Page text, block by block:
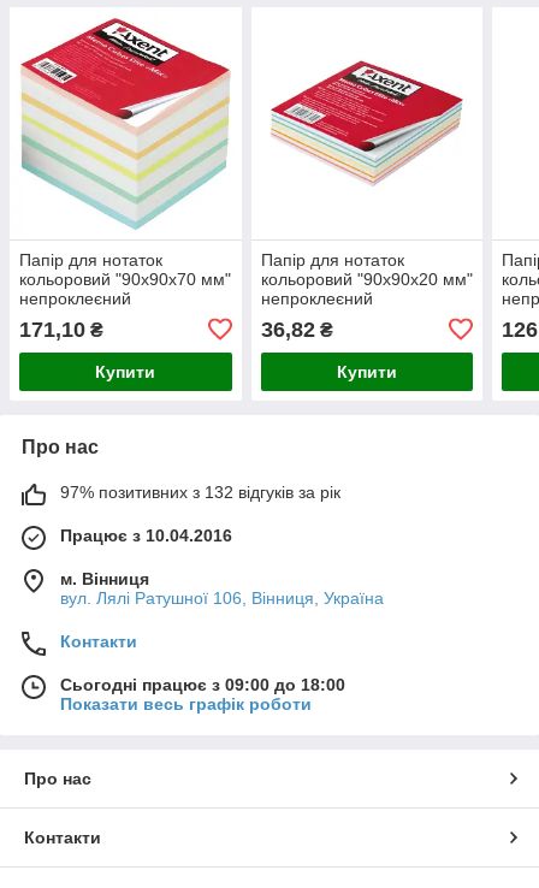
Папір для нотаток
кольоровий "90х90х70 мм"
непроклеєний
171,10 ₴
Купити
Папір для нотаток
кольоровий "90х90х20 мм"
непроклеєний
36,82₴
Купити
Про нас
97% позитивних з 132 відгуків за рік
Працює з 10.04.2016
м. Вінниця
вул. Лялі Ратушної 106, Вінниця, Україна
Контакти
Сьогодні працює з 09:00 до 18:00
Показати весь графік роботи
Про нас
Контакти